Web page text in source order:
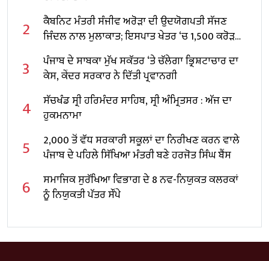
2
ਕੈਬਨਿਟ ਮੰਤਰੀ ਸੰਜੀਵ ਅਰੋੜਾ ਦੀ ਉਦਯੋਗਪਤੀ ਸੱਜਣ
ਜਿੰਦਲ ਨਾਲ ਮੁਲਾਕਾਤ; ਇਸਪਾਤ ਖੇਤਰ ‘ਚ ₹1,500 ਕਰੋੜ
ਨਿਵੇਸ਼ ਦਾ ਐਲਾਨ
3
ਪੰਜਾਬ ਦੇ ਸਾਬਕਾ ਮੁੱਖ ਸਕੱਤਰ ‘ਤੇ ਚੱਲੇਗਾ ਭ੍ਰਿਸ਼ਟਾਚਾਰ ਦਾ
ਕੇਸ, ਕੇਂਦਰ ਸਰਕਾਰ ਨੇ ਦਿੱਤੀ ਪ੍ਰਵਾਨਗੀ
4
ਸੱਚਖੰਡ ਸ੍ਰੀ ਹਰਿਮੰਦਰ ਸਾਹਿਬ, ਸ੍ਰੀ ਅੰਮ੍ਰਿਤਸਰ : ਅੱਜ ਦਾ
ਹੁਕਮਨਾਮਾ
5
2,000 ਤੋਂ ਵੱਧ ਸਰਕਾਰੀ ਸਕੂਲਾਂ ਦਾ ਨਿਰੀਖਣ ਕਰਨ ਵਾਲੇ
ਪੰਜਾਬ ਦੇ ਪਹਿਲੇ ਸਿੱਖਿਆ ਮੰਤਰੀ ਬਣੇ ਹਰਜੋਤ ਸਿੰਘ ਬੈਂਸ
6
ਸਮਾਜਿਕ ਸੁਰੱਖਿਆ ਵਿਭਾਗ ਦੇ 8 ਨਵ-ਨਿਯੁਕਤ ਕਲਰਕਾਂ
ਨੂੰ ਨਿਯੁਕਤੀ ਪੱਤਰ ਸੌਂਪੇ